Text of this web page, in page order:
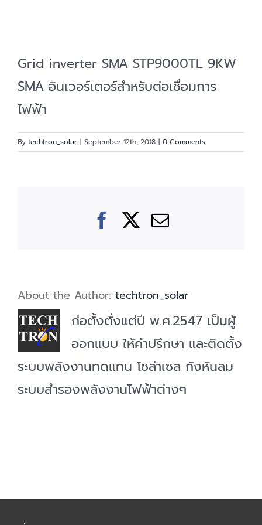
Grid inverter SMA STP9000TL 9KW
SMA อินเวอร์เตอร์สำหรับต่อเชื่อมการ
ไฟฟ้า
By techtron_solar | September 12th, 2018 | 0 Comments
Facebook
X Email
About the Author: techtron_solar
ก่อตั้งตั่งแต่ปี พ.ศ.2547 เป็นผู้
ออกแบบ ให้คำปรึกษา และติดตั้ง
ระบบพลังงานทดแทน โซล่าเซล กังหันลม
ระบบสำรองพลังงานไฟฟ้าต่างๆ